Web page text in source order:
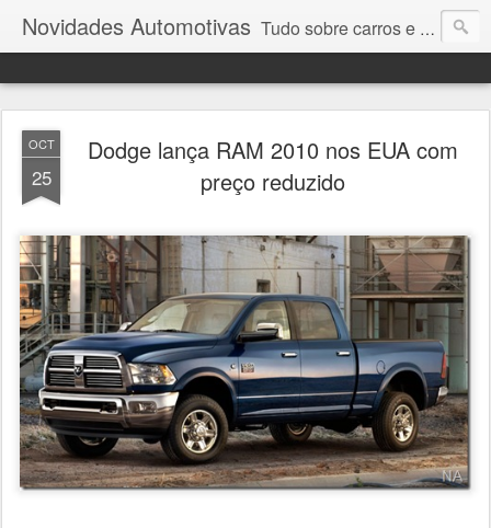
Novidades Automotivas Tudo sobre carros e motores
OCT
25
Dodge lança RAM 2010 nos EUA com
preço reduzido